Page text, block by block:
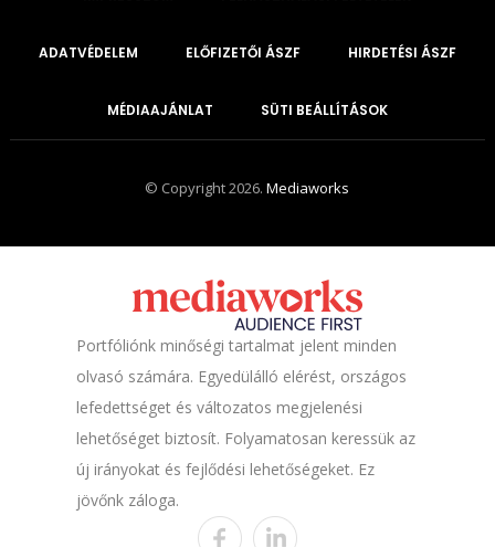
ADATVÉDELEM ELŐFIZETŐI ÁSZF HIRDETÉSI ÁSZF
MÉDIAAJÁNLAT SÜTI BEÁLLÍTÁSOK
© Copyright 2026.Mediaworks
Portfóliónk minőségi tartalmat jelent minden
olvasó számára. Egyedülálló elérést, országos
lefedettséget és változatos megjelenési
lehetőséget biztosít. Folyamatosan keressük az
új irányokat és fejlődési lehetőségeket. Ez
jövőnk záloga.